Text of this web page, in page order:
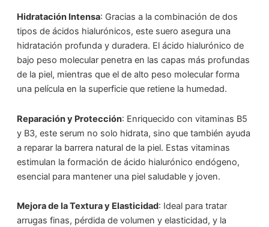
Hidratación Intensa: Gracias a la combinación de dos
tipos de ácidos hialurónicos, este suero asegura una
hidratación profunda y duradera. El ácido hialurónico de
bajo peso molecular penetra en las capas más profundas
de la piel, mientras que el de alto peso molecular forma
una película en la superficie que retiene la humedad.
Reparación y Protección: Enriquecido con vitaminas B5
y B3, este serum no solo hidrata, sino que también ayuda
a reparar la barrera natural de la piel. Estas vitaminas
estimulan la formación de ácido hialurónico endógeno,
esencial para mantener una piel saludable y joven.
Mejora de la Textura y Elasticidad: Ideal para tratar
arrugas finas, pérdida de volumen y elasticidad, y la